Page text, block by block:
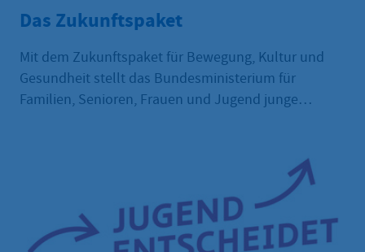
Das Zukunftspaket
Mit dem Zukunftspaket für Bewegung, Kultur und
Gesundheit stellt das Bundesministerium für
Familien, Senioren, Frauen und Jugend junge